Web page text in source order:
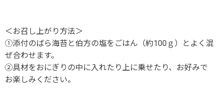
＜お召し上がり方法＞
①添付のばら海苔と伯方の塩をごはん（約100ｇ）とよく混
ぜ合わせます。
②具材をおにぎりの中に入れたり上に乗せたり、お好みで
お楽しみください。